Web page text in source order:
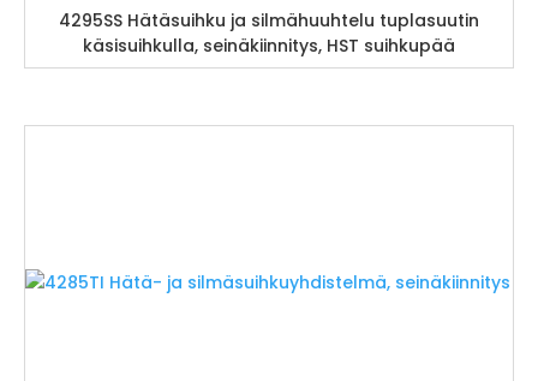
4295SS Hätäsuihku ja silmähuuhtelu tuplasuutin
käsisuihkulla, seinäkiinnitys, HST suihkupää